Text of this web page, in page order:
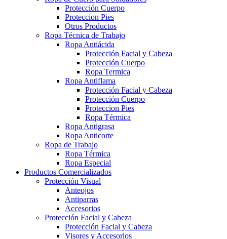
Protección Cuerpo
Proteccion Pies
Otros Productos
Ropa Técnica de Trabajo
Ropa Antiácida
Protección Facial y Cabeza
Protección Cuerpo
Ropa Termica
Ropa Antiflama
Protección Facial y Cabeza
Protección Cuerpo
Proteccion Pies
Ropa Térmica
Ropa Antigrasa
Ropa Anticorte
Ropa de Trabajo
Ropa Térmica
Ropa Especial
Productos Comercializados
Protección Visual
Anteojos
Antiparras
Accesorios
Protección Facial y Cabeza
Protección Facial y Cabeza
Visores y Accesorios